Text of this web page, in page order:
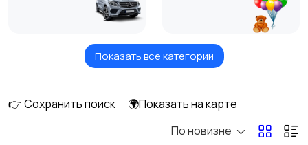
Недвижимость Отдых
Показать все категории
👉 Сохранить поиск
🌍Показать на карте
По новизне